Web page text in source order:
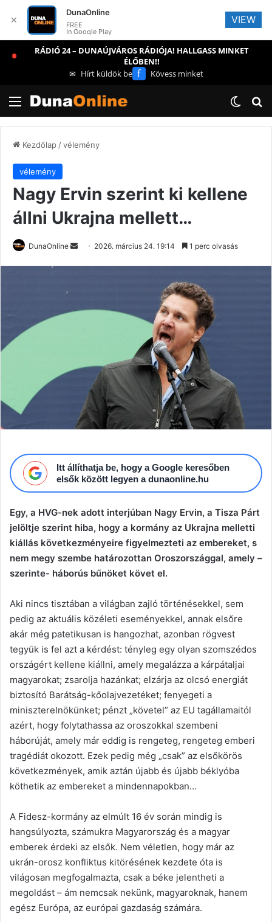
RÁDIÓ 24 – DUNAÚJVÁROS RÁDIÓJA! HALLGASS MINKET
ÉLŐBEN!!
✉ Hírt küldök be f Kövess minket
Menü
Kezdőlap/vélemény
vélemény
Nagy Ervin szerint ki kellene
állni Ukrajna mellett…
DunaOnline
Send 2026. március 24. 19:14 1 perc olvasás
Itt állíthatja be, hogy a Google keresőben
elsők között legyen a dunaonline.hu
Egy, a HVG-nek adott interjúban Nagy Ervin, a Tisza Párt
jelöltje szerint hiba, hogy a kormány az Ukrajna melletti
kiállás következményeire figyelmezteti az embereket, s
nem megy szembe határozottan Oroszországgal, amely –
szerinte- háborús bűnöket követ el.
Aki nincs tisztában a világban zajló történésekkel, sem
pedig az aktuális közéleti eseményekkel, annak elsőre
akár még patetikusan is hangozhat, azonban rögvest
tegyük is fel azt a kérdést: tényleg egy olyan szomszédos
országért kellene kiállni, amely megalázza a kárpátaljai
magyarokat; zsarolja hazánkat; elzárja az olcsó energiát
biztosító Barátság-kőolajvezetéket; fenyegeti a
miniszterelnökünket; pénzt „követel” az EU tagállamaitól
azért, hogy folytathassa az oroszokkal szembeni
háborúját, amely már eddig is rengeteg, rengeteg emberi
tragédiát okozott. Ezek pedig még „csak” az elsőkörös
következmények, amik aztán újabb és újabb béklyóba
köthetik az embereket a mindennapokban…
A Fidesz-kormány az elmúlt 16 év során mindig is
hangsúlyozta, számukra Magyarország és a magyar
emberek érdeki az elsők. Nem véletlen, hogy már az
ukrán-orosz konfliktus kitörésének kezdete óta is
világosan megfogalmazta, csak a béke jelentheti a
megoldást – ám nemcsak nekünk, magyaroknak, hanem
egész Európa, az európai gazdaság számára.
✕
DunaOnline
FREE
In Google Play
VIEW